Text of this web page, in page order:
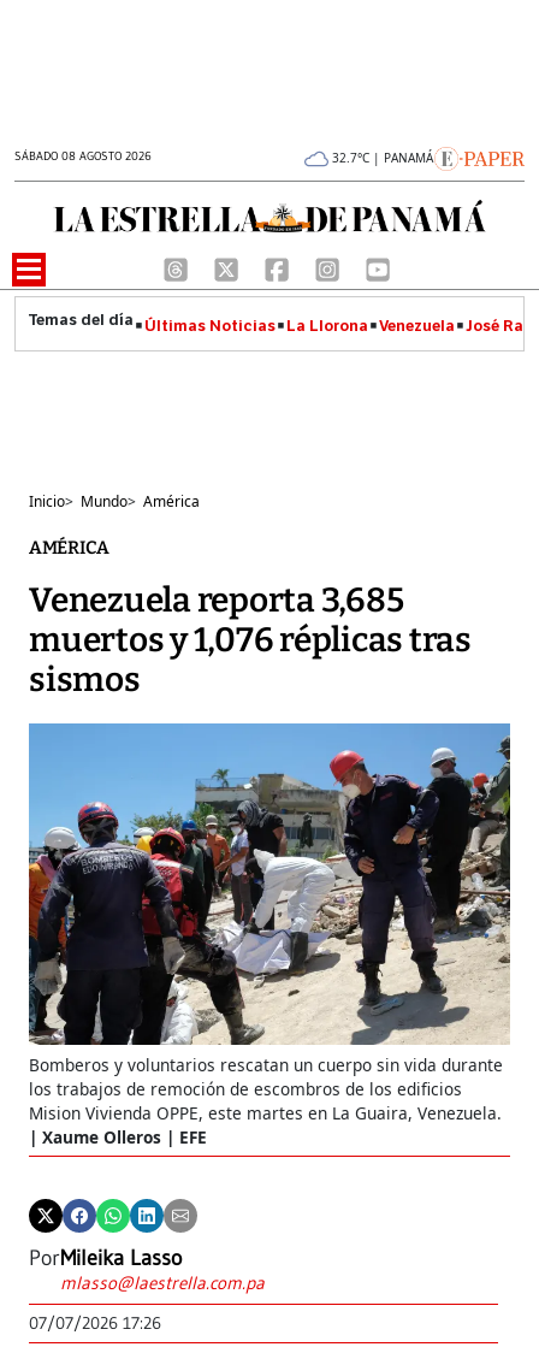
SÁBADO 08 AGOSTO 2026 32.7°C | PANAMÁ
Últimas Noticias La Llorona Venezuela José
Inicio> Mundo> América
AMÉRICA
Venezuela reporta 3,685
muertos y 1,076 réplicas tras
sismos
Bomberos y voluntarios rescatan un cuerpo sin vida durante
los trabajos de remoción de escombros de los edificios
Mision Vivienda OPPE, este martes en La Guaira, Venezuela.
Xaume Olleros | EFE
PorMileika Lasso
mlasso@laestrella.com.pa
07/07/2026 17:26